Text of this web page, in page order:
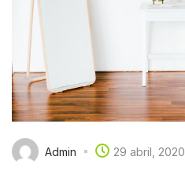
Admin 29 abril, 2020